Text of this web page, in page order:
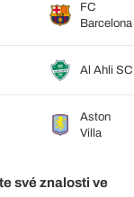
FC
Barcelona
Al Ahli SC
Aston
Villa
své znalosti ve